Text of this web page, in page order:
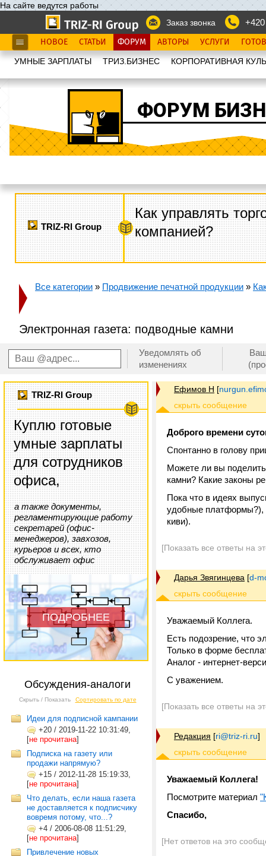
На сайте ведутся работы
Заказ звонка
НОВОЕ СТАТЬИ ФОРУМ АВТОРЫ УСЛУГИ
УМНЫЕ ЗАРПЛАТЫ ТРИЗ.БИЗНЕС КОРПОРАТИВНАЯ
ФОРУМ
TRIZ-RI Group
Как управлять
компанией?
Все категории » Продвижение печатной продукции »
Электронная газета: подводные камни
Уведомлять об
изменениях
TRIZ-RI Group
Куплю готовые
умные зарплаты
для сотрудников
офиса,
а также документы,
регламентирующие работу
секретарей (офис-
менеджеров), завхозов,
курьеров и всех, кто
обслуживает офис
ПОДРОБНЕЕ
Обсуждения-аналоги
Скрыть / Показать Сортировать по дате
Идеи для подписной кампании
+20 / 2019-11-22 10:31:49,
[не прочитана]
Подписка на газету или
продажи напрямую?
+15 / 2012-11-28 15:19:33,
[не прочитана]
Что делать, если наша газета
не доставляется к подписчику
вовремя потому, что...?
+4 / 2006-08-08 11:51:29,
[не прочитана]
Привлечение новых
Ефимов Н [
Доброго времени
Спонтанно в голову
Можете ли вы
камни? Какие законы
Пока что в идеях
удобные платформы?),
киви).
[Показать все ответы на
Дарья Звягинцева [d-
Уважаемый Коллега.
Есть подозрение, что
Только в форме
Аналог - интернет-
С уважением.
[Показать все ответы на
Редакция [ri@triz-ri.ru]
Уважаемый Коллега!
Посмотрите материал
Спасибо,
[Нет ответов на это